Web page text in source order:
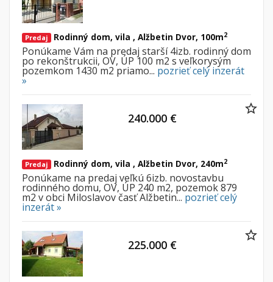
Uložiť vyhľadávanie
Predaj Rodinný dom, vila , Alžbetin Dvor, 100m2
Ponúkame Vám na predaj starší 4izb. rodinný dom
po rekonštrukcii, OV, ÚP 100 m2 s veľkorysým
pozemkom 1430 m2 priamo... pozrieť celý inzerát
»
Predaj Rodinný dom, vila , Alžbetin Dvor, 240m2
Ponúkame na predaj veľkú 6izb. novostavbu
rodinného domu, OV, ÚP 240 m2, pozemok 879
m2 v obci Miloslavov časť Alžbetin... pozrieť celý
inzerát »
240.000 €
225.000 €